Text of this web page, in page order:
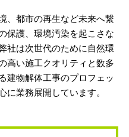
、都市の再生など未来へ繋
保護、環境汚染を起こさな
社は次世代のために自然環
高い施工クオリティと数多
建物解体工事のプロフェッ
に業務展開しています。